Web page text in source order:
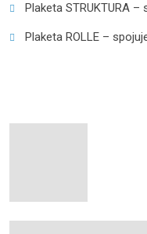
Plaketa STRUKTURA
Plaketa ROLLE –